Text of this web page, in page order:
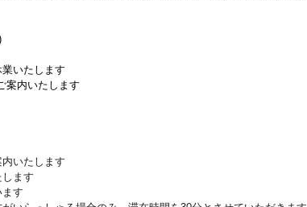
いたします
案内いたします
いたします
ます
す